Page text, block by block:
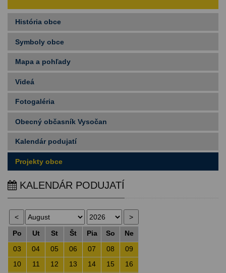
História obce
Symboly obce
Mapa a pohľady
Videá
Fotogaléria
Obecný občasník Vysočan
Kalendár podujatí
Projekty obce
KALENDÁR PODUJATÍ
Po Ut St Št Pia So
Ne
03
04 05 06 07 08
09
10
11 12 13 14 15
16